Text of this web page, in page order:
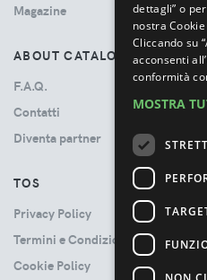
Magazine
ABOUT CATALOVE
F.A.Q.
Contatti
Diventa partner
TOS
Privacy Policy
Termini e Condizioni
Cookie Policy
dettagli” o
nostra
Cliccando su
acconsenti
conformità
MOSTRA